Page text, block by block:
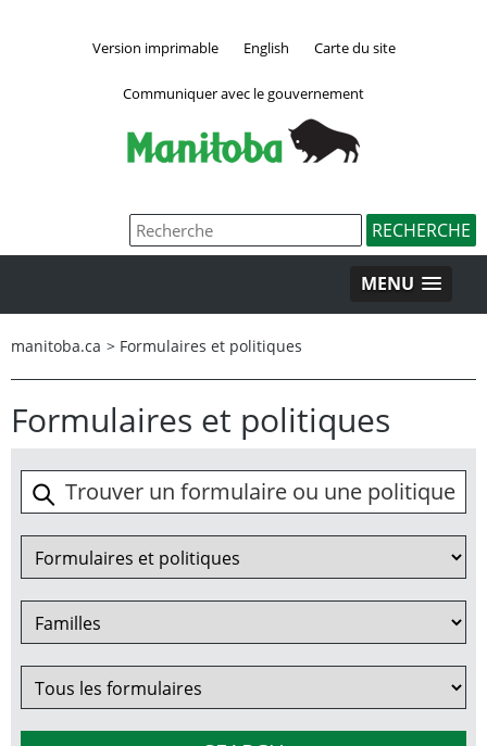
Version imprimable English Carte du site
Communiquer avec le gouvernement
MENU
manitoba.ca > Formulaires et politiques
Formulaires et politiques